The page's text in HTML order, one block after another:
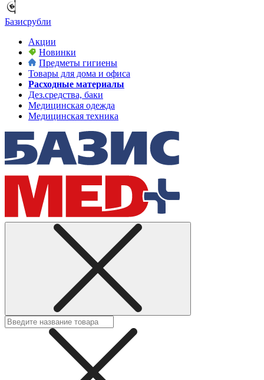
Базисрубли
Акции
Новинки
Предметы гигиены
Товары для дома и офиса
Расходные материалы
Дез.средства, баки
Медицинская одежда
Медицинская техника